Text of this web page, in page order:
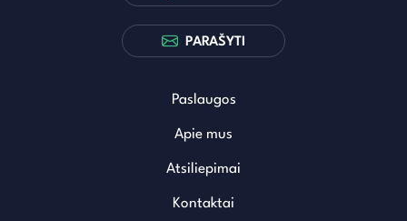
PARAŠYTI
Paslaugos
Apie mus
Atsiliepimai
Kontaktai